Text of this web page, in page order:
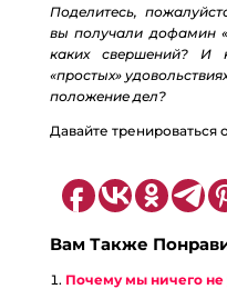
Поделитесь,
вы получали дофамин
каких свершений? И
«простых»
положение дел?
Давайте тренироваться
Вам Также
Почему мы ничего не